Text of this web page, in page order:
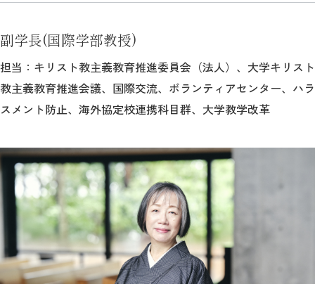
副学長(国際学部教授)
担当：キリスト教主義教育推進委員会（法人）、大学キリスト
教主義教育推進会議、国際交流、ボランティアセンター、ハラ
スメント防止、海外協定校連携科目群、大学教学改革